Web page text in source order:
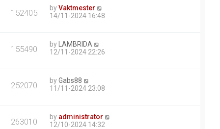
152405 byVaktmester
14/11-2024 16:48
155490 by
LAMBRIDA
12/11-2024 22:26
252070 byGabs88
11/11-2024 23:08
263010 by administrator
12/10-2024 14:32